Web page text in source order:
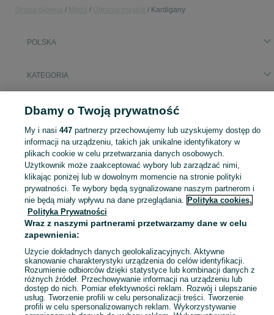
Kardigany
POLSKA
KATEGORIA
kardigan męski
Szeroki wybór kardiganów męskich w Polsce ▶️ wełniane, bawełniane, długie i z guzikami ✅ Nowe i używane w dobrych cenach ✌ Sprawdź oferty na OLX.pl!
Mapa kategorii
Mapa miejscowości
Mapa ministron
Popularne wyszukiwania
Dbamy o Twoją prywatność
My i nasi 447partnerzy przechowujemy lub uzyskujemy dostęp do
informacji na urządzeniu, takich jak unikalne identyfikatory w
plikach cookie w celu przetwarzania danych osobowych.
Użytkownik może zaakceptować wybory lub zarządzać nimi,
klikając poniżej lub w dowolnym momencie na stronie polityki
prywatności. Te wybory będą sygnalizowane naszym partnerom i
nie będą miały wpływu na dane przeglądania. Polityka cookies,
Polityka Prywatności
Wraz z naszymi partnerami przetwarzamy dane w celu
zapewnienia:
Użycie dokładnych danych geolokalizacyjnych. Aktywne
skanowanie charakterystyki urządzenia do celów identyfikacji.
Rozumienie odbiorców dzięki statystyce lub kombinacji danych z
różnych źródeł. Przechowywanie informacji na urządzeniu lub
dostęp do nich. Pomiar efektywności reklam. Rozwój i ulepszanie
usług. Tworzenie profili w celu personalizacji treści. Tworzenie
profili w celu spersonalizowanych reklam. Wykorzystywanie